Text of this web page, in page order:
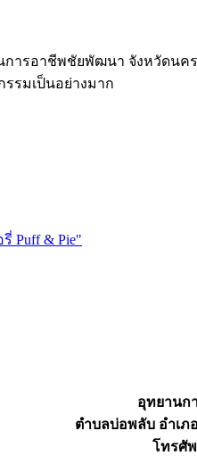
ารอาชีพชัยพัฒนา จังหวัดนคร
รมเป็นอย่างมาก
Puff & Pie"
อุทยานก
ตำบลบ่อพลับ อำเภ
โทรศัพ